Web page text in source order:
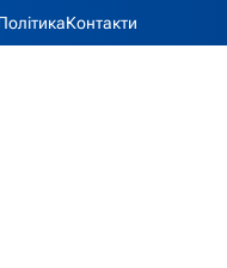
Контакти